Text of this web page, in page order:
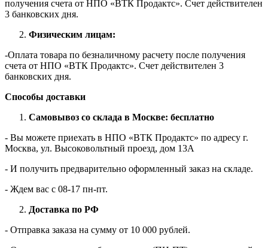
получения счета от НПО «ВТК Продактс». Счет действителен
3 банковских дня.
Физическим лицам:
-Оплата товара по безналичному расчету после получения
счета от НПО «ВТК Продактс». Счет действителен 3
банковских дня.
Способы доставки
Самовывоз со склада в Москве: бесплатно
- Вы можете приехать в НПО «ВТК Продактс» по адресу г.
Москва, ул. Высоковольтный проезд, дом 13А
- И получить предварительно оформленный заказ на складе.
- Ждем вас c 08-17 пн-пт.
Доставка по РФ
- Отправка заказа на сумму от 10 000 рублей.